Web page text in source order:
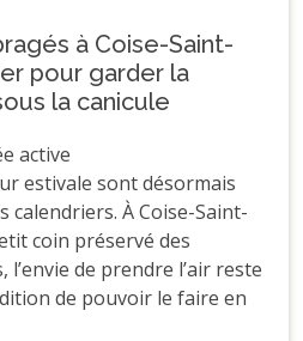
à Coise-Saint-
pour garder la
la canicule
active
estivale sont désormais
calendriers. À Coise-Saint-
coin préservé des
de prendre l’air reste
de pouvoir le faire en